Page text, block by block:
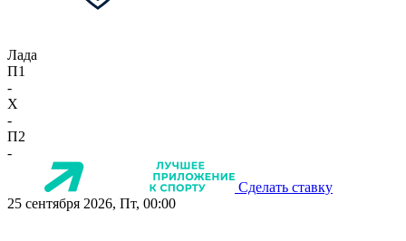
Лада
П1
-
X
-
П2
-
Сделать ставку
25 сентября 2026, Пт, 00:00